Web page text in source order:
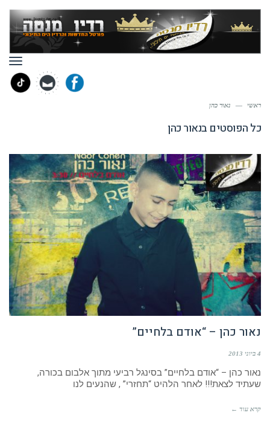
ראשי — נאור כהן
כל הפוסטים בנאור כהן
נאור כהן – “אודם בלחיים”
4 ביוני 2013
נאור כהן – “אודם בלחיים” בסינגל רביעי מתוך אלבום בכורה,
שעתיד לצאת!!! לאחר הלהיט “תחזרי” , שהנעים לנו
קרא עוד ←